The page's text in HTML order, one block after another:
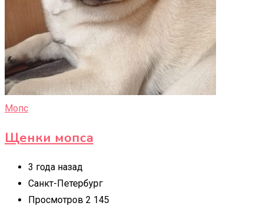
Мопс
Щенки мопса
3 года назад
Санкт-Петербург
Просмотров 2 145